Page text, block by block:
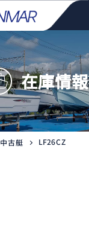
在庫情報
中古艇 LF26CZ